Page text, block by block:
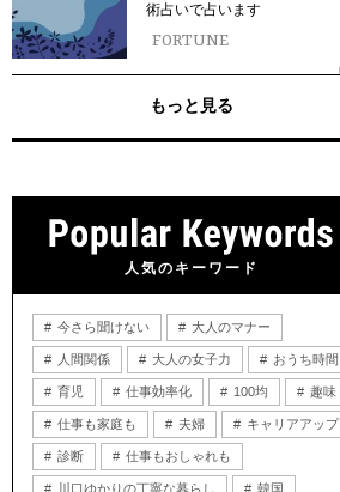
術占いで占います
FORTUNE
もっと見る
人気のキーワード
今さら聞けない 大人のマナー
人間関係 大人の女子力 おうち時間
育児 仕事効率化 100均 趣味
仕事も家庭も 夫婦 キャリアアップ
診断 仕事もおしゃれも
川口ゆかりの丁寧な暮らし 韓国